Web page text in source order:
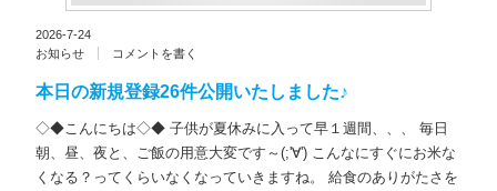
2026-7-24
お知らせ
コメントを書く
本日の新規登録26件公開いたしました♪
◇◆こんにちは◇◆ 子供が夏休みに入って早１週間、、、 毎日
朝、昼、夜と、ご飯の用意大変です～(;'∀') こんなにすぐにお米な
くなる？ってくらいなくなっていきますね。 給食のありがたさを